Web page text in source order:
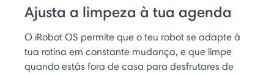
Ajusta a limpeza à tua agenda
O iRobot OS permite que o teu robot se adapte à
tua rotina em constante mudança, e que limpe
quando estás fora de casa para desfrutares de